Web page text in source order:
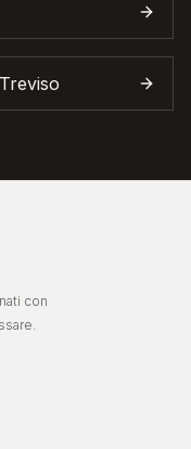
Treviso
con